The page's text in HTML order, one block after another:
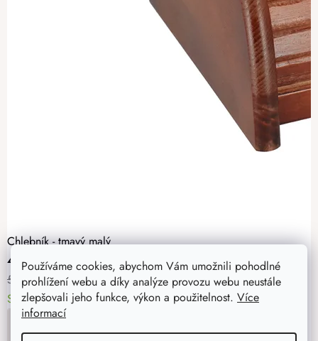
Používáme cookies, abychom Vám umožnili pohodlné
prohlížení webu a díky analýze provozu webu neustále
zlepšovali jeho funkce, výkon a použitelnost. Více
informací
Chlebník - tmavý malý
439 Kč
549 Kč
Skladem> 5 ks 11. - 12. 8. u vás